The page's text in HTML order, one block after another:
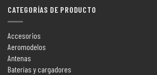
CATEGORÍAS DE PRODUCTO
Accesorios
Aeromodelos
Antenas
Baterías y cargadores